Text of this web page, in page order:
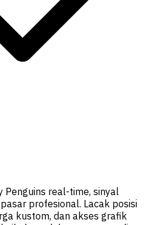
Penguins real-time, sinyal
profesional. Lacak posisi
kustom, dan akses grafik